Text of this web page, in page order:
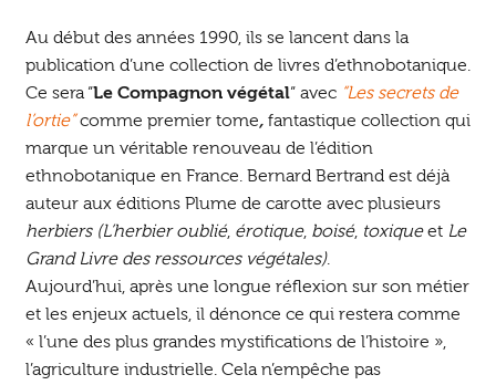
Au début des années 1990, ils se lancent dans la
publication d’une collection de livres d’ethnobotanique.
Ce sera “Le Compagnon végétal“ avec “Les secrets de
l’ortie”comme premier tome,fantastique collection qui
marque un véritable renouveau de l’édition
ethnobotanique en France. Bernard Bertrand est déjà
auteur aux éditions Plume de carotte avec plusieurs
herbiers(L’herbier oublié, érotique, boisé, toxiqueet Le
Grand Livre des ressources végétales).
Aujourd’hui, après une longue réflexion sur son métier
et les enjeux actuels, il dénonce ce qui restera comme
« l’une des plus grandes mystifications de l’histoire »,
l’agriculture industrielle. Cela n’empêche pas